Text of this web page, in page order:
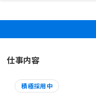
仕事内容
積極採用中